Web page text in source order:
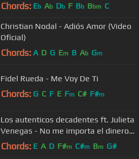
Chords: Eb Ab Db F Bb Bbm C
Christian Nodal - Adiós Amor (Video
Oficial)
Chords: A D G Em B Ab Gm
Fidel Rueda - Me Voy De Ti
Chords: G C F E Fm C# F#m
Los autenticos decadentes ft. Julieta
Venegas - No me importa el dinero
(video oficial) 1080 HD
Chords: E A D F#m C#m Bm G#